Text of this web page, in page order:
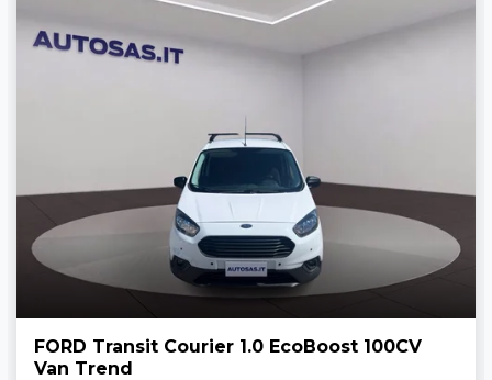
FORD Transit Courier 1.0 EcoBoost 100CV
Van Trend